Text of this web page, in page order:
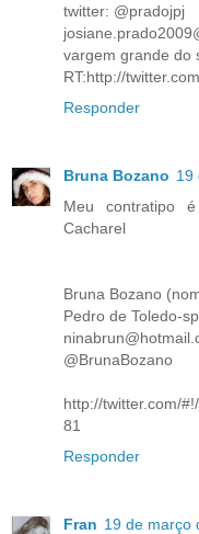
twitter: @pradojpj
vargem grande do
RT:http://
Responder
Bruna Bozano 19
Meu contratipo
Cacharel
Bruna Bozano
Pedro de Toledo-sp
@BrunaBozano
http://twitter.com/
81
Responder
Fran 19 de março